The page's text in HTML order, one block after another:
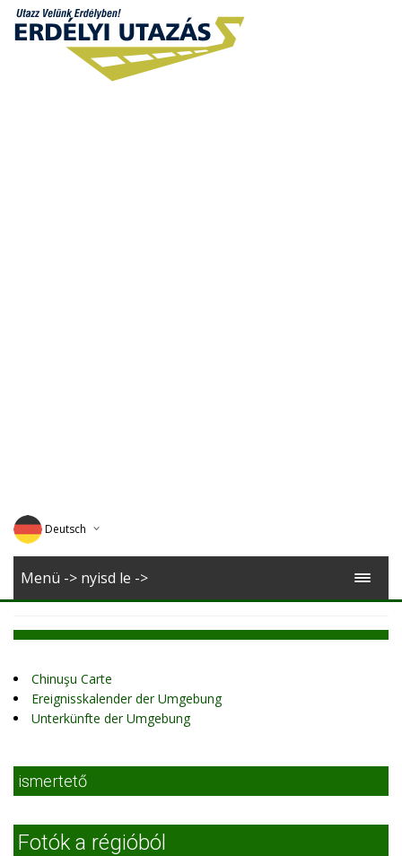
Deutsch
English
Menü -> nyisd le ->
Chinuşu Carte
Ereignisskalender der Umgebung
Unterkünfte der Umgebung
ismertető
Fotók a régióból